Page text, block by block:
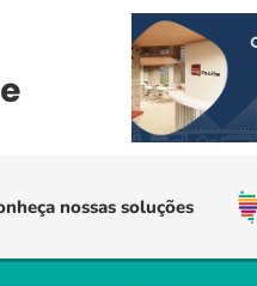
nossas soluções